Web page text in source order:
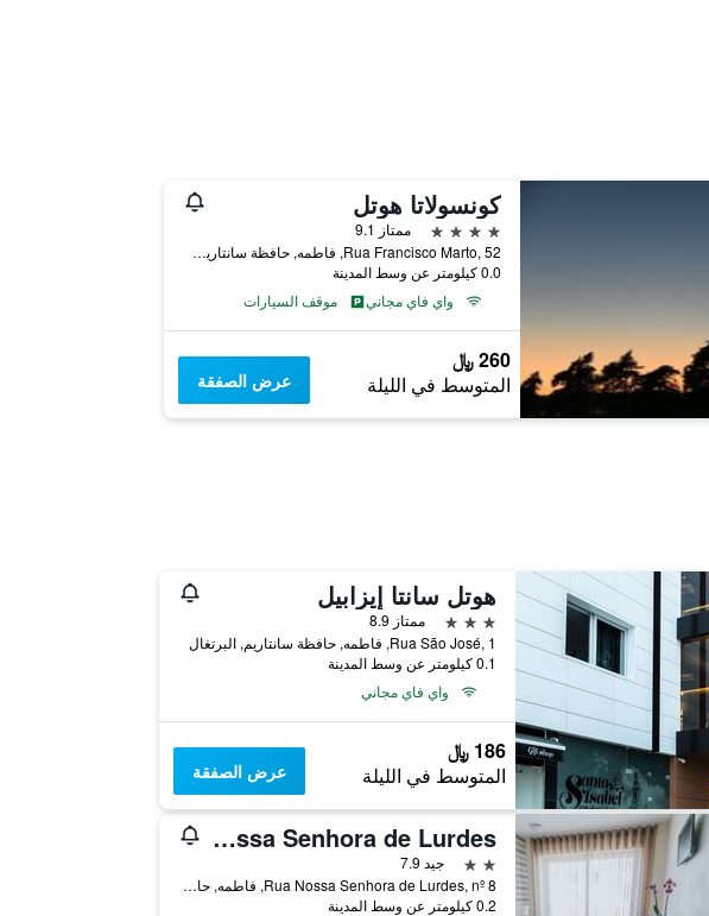
كونسولاتا هوتل
4 نجوم
ممتاز 9.1
Rua Francisco Marto, 52, فاطمه, حافظة سانتاريم, البرتغال
0.0 كيلومتر عن وسط المدينة
واي فاي مجاني
موقف السيارات
260 ﷼
المتوسط في الليلة عرض الصفقة
هوتل سانتا إيزابيل
3 نجوم
ممتاز 8.9
Rua São José, 1, فاطمه, حافظة سانتاريم, البرتغال
0.1 كيلومتر عن وسط المدينة
واي فاي مجاني
186 ﷼
المتوسط في الليلة عرض الصفقة
Hotel Nossa Senhora de Lurdes
2 نجمتين
جيد 7.9
Rua Nossa Senhora de Lurdes, nº 8, فاطمه, حافظة سانتاريم, البرتغال
0.2 كيلومتر عن وسط المدينة